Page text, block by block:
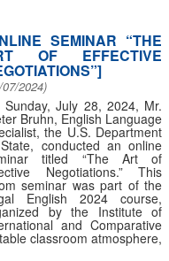
SEMINAR “THE
OF EFFECTIVE
2024)
Sunday, July 28, 2024, Mr.
Bruhn, English Language
the U.S. Department
conducted an online
titled “The Art of
Negotiations.” This
seminar was part of the
English 2024 course,
by the Institute of
and Comparative
classroom atmosphere,